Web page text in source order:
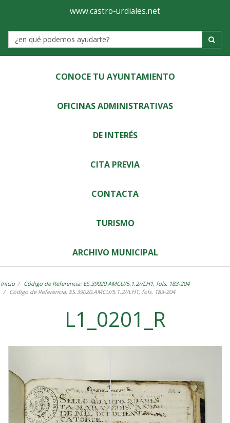
Ayuntamiento
de
Castro-
Urdiales
www.castro-urdiales.net
Label
CONOCE TU AYUNTAMIENTO
OFICINAS ADMINISTRATIVAS
DE INTERÉS
CITA PREVIA
CONTACTA
TURISMO
ARCHIVO MUNICIPAL
Inicio
Código de Referencia: ES.39020.AMCU/5.1.2//LH1, fols. 183-204
Código de Referencia: ES.39020.AMCU/5.1.2//LH1, fols. 183-204
L1_0201_R